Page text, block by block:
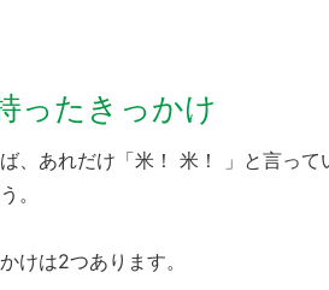
ったきっかけ
、あれだけ「米！ 米！ 」と言っ
。
けは2つあります。